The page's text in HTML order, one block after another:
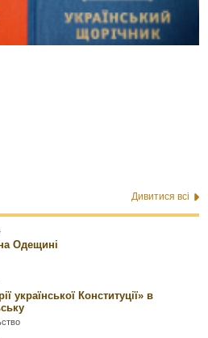
Дивитися всі
Одещині
української Конституції» в